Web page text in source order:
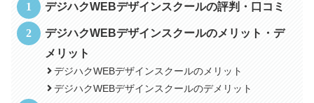
デジハクWEBデザインスクールの評判・口コミ
デジハクWEBデザインスクールのメリット・デ
メリット
デジハクWEBデザインスクールのメリット
デジハクWEBデザインスクールのデメリット